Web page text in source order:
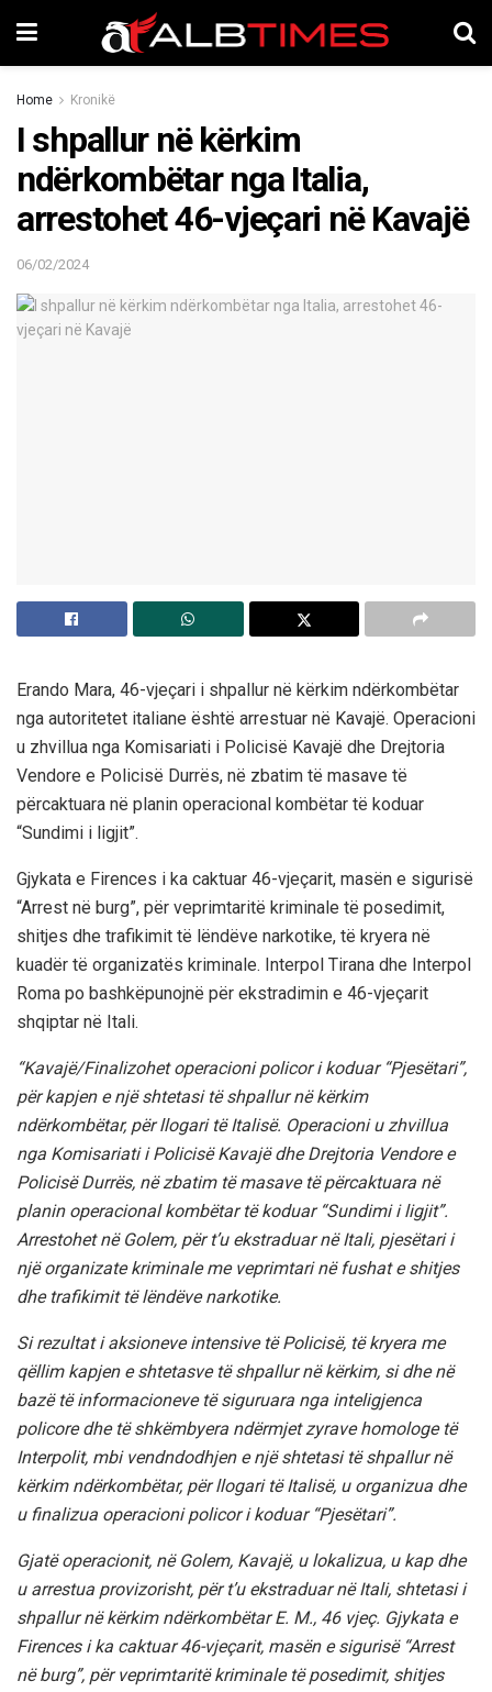
Home Kronikë
I shpallur në kërkim
ndërkombëtar nga Italia,
arrestohet 46-vjeçari në Kavajë
06/02/2024
Erando Mara, 46-vjeçari i shpallur në kërkim ndërkombëtar
nga autoritetet italiane është arrestuar në Kavajë. Operacioni
u zhvillua nga Komisariati i Policisë Kavajë dhe Drejtoria
Vendore e Policisë Durrës, në zbatim të masave të
përcaktuara në planin operacional kombëtar të koduar
“Sundimi i ligjit”.
Gjykata e Firences i ka caktuar 46-vjeçarit, masën e sigurisë
“Arrest në burg”, për veprimtaritë kriminale të posedimit,
shitjes dhe trafikimit të lëndëve narkotike, të kryera në
kuadër të organizatës kriminale. Interpol Tirana dhe Interpol
Roma po bashkëpunojnë për ekstradimin e 46-vjeçarit
shqiptar në Itali.
“Kavajë/Finalizohet operacioni policor i koduar “Pjesëtari”,
për kapjen e një shtetasi të shpallur në kërkim
ndërkombëtar, për llogari të Italisë. Operacioni u zhvillua
nga Komisariati i Policisë Kavajë dhe Drejtoria Vendore e
Policisë Durrës, në zbatim të masave të përcaktuara në
planin operacional kombëtar të koduar “Sundimi i ligjit”.
Arrestohet në Golem, për t’u ekstraduar në Itali, pjesëtari i
një organizate kriminale me veprimtari në fushat e shitjes
dhe trafikimit të lëndëve narkotike.
Si rezultat i aksioneve intensive të Policisë, të kryera me
qëllim kapjen e shtetasve të shpallur në kërkim, si dhe në
bazë të informacioneve të siguruara nga inteligjenca
policore dhe të shkëmbyera ndërmjet zyrave homologe të
Interpolit, mbi vendndodhjen e një shtetasi të shpallur në
kërkim ndërkombëtar, për llogari të Italisë, u organizua dhe
u finalizua operacioni policor i koduar “Pjesëtari”.
Gjatë operacionit, në Golem, Kavajë, u lokalizua, u kap dhe
u arrestua provizorisht, për t’u ekstraduar në Itali, shtetasi i
shpallur në kërkim ndërkombëtar E. M., 46 vjeç. Gjykata e
Firences i ka caktuar 46-vjeçarit, masën e sigurisë “Arrest
në burg”, për veprimtaritë kriminale të posedimit, shitjes